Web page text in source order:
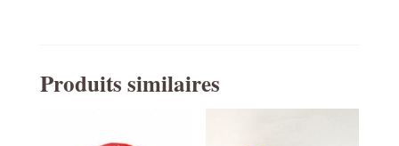
Produits similaires